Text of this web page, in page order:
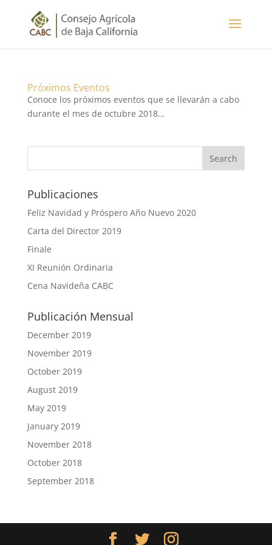
Próximos Eventos
Conoce los próximos eventos que se llevarán a cabo
durante el mes de octubre 2018…
Publicaciones
Feliz Navidad y Próspero Año Nuevo 2020
Carta del Director 2019
Finale
XI Reunión Ordinaria
Cena Navideña CABC
Publicación Mensual
December 2019
November 2019
October 2019
August 2019
May 2019
January 2019
November 2018
October 2018
September 2018